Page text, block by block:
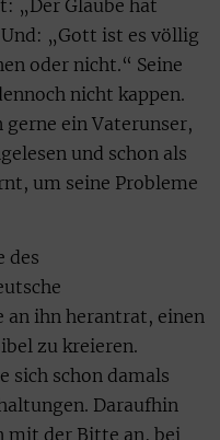
„Der Glaube hat
„Gott ist es völlig
oder nicht.“ Seine
nicht kappen.
gerne ein Vaterunser,
und schon als
um seine Probleme
des
ihn herantrat, einen
zu kreieren.
sich schon damals
Daraufhin
mit der Bitte an, bei